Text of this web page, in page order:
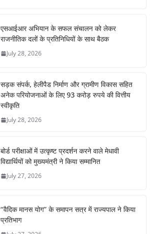
एसआईआर अभियान के सफल संचालन को लेकर
राजनीतिक दलों के प्रतिनिधियों के साथ बैठक
July 28, 2026
सड़क संपर्क, हेलीपैड निर्माण और ग्रामीण विकास सहित
अनेक परियोजनाओं के लिए 93 करोड़ रुपये की वित्तीय
स्वीकृति
July 28, 2026
बोर्ड परीक्षाओं में उत्कृष्ट प्रदर्शन करने वाले मेधावी
विद्यार्थियों को मुख्यमंत्री ने किया सम्मानित
July 27, 2026
‘‘वैदिक मानस योग’’ के समापन सत्र में राज्यपाल ने किया
प्रतिभाग